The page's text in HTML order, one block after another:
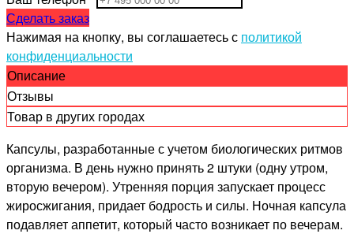
Сделать заказ
Нажимая на кнопку, вы соглашаетесь с политикой
конфиденциальности
Описание
Отзывы
Товар в других городах
Капсулы, разработанные с учетом биологических ритмов
организма. В день нужно принять 2 штуки (одну утром,
вторую вечером). Утренняя порция запускает процесс
жиросжигания, придает бодрость и силы. Ночная капсула
подавляет аппетит, который часто возникает по вечерам.